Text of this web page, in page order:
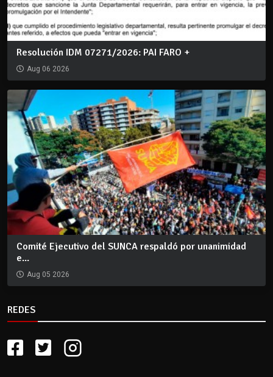
Resolución IDM 07271/2026: PAI FARO +
Aug 06 2026
Comité Ejecutivo del SUNCA respaldó por unanimidad
e...
Aug 05 2026
REDES